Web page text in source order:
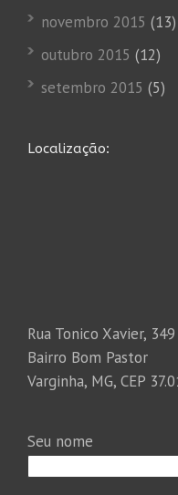
novembro 2015 (13)
outubro 2015 (12)
setembro 2015 (5)
Localização:
Rua Tonico Xavier, 349
Bairro Bom Pastor
Varginha, MG, CEP
Seu nome